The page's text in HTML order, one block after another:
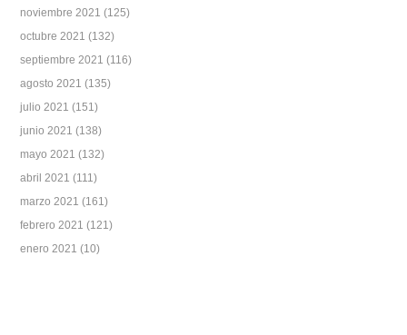
noviembre 2021 (125)
octubre 2021 (132)
septiembre 2021 (116)
agosto 2021 (135)
julio 2021 (151)
junio 2021 (138)
mayo 2021 (132)
abril 2021 (111)
marzo 2021 (161)
febrero 2021 (121)
enero 2021 (10)